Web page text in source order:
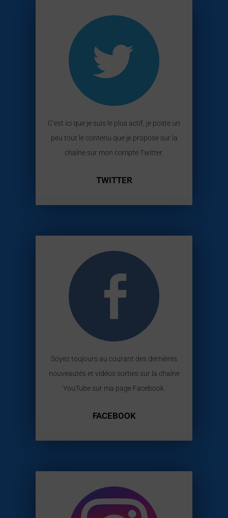
C’est ici que je suis le plus actif, je poste un
peu tout le contenu que je propose sur la
chaîne sur mon compte Twitter.
TWITTER
Soyez toujours au courant des dernières
nouveautés et vidéos sorties sur la chaîne
YouTube sur ma page Facebook.
FACEBOOK